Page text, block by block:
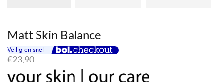
Matt Skin Balance
€23,90